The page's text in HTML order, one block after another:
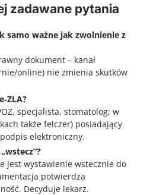
zadawane pytania
samo ważne jak zwolnienie z
dokument – kanał
online) nie zmienia skutków
specjalista, stomatolog; w
także felczer) posiadający
elektroniczny.
jest wystawienie wstecznie do
potwierdza
Decyduje lekarz.